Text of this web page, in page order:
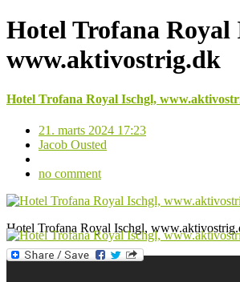
Hotel Trofana Royal
www.aktivostrig.dk
Hotel Trofana Royal Ischgl,
21. marts 2024 17:23
Jacob Ousted
no comment
Hotel Trofana Royal Ischgl,